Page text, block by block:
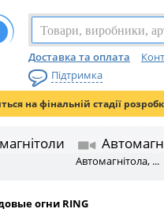
Доставка та оплата
Підтримка
на фінальній стадії
Автомагнітола, ...
огни RING